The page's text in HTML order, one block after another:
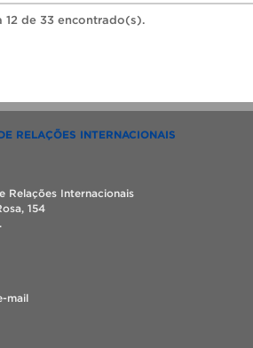
de 33 encontrado(s).
RELAÇÕES INTERNACIONAIS
Relações Internacionais
154
mail